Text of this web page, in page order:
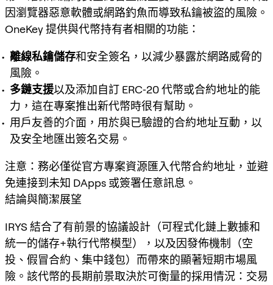
因瀏覽器惡意軟體或網路釣魚而導致私鑰被盜的風險。
OneKey 提供與代幣持有者相關的功能：
離線私鑰儲存和安全簽名，以減少暴露於網路威脅的
風險。
多鏈支援以及添加自訂 ERC‑20 代幣或合約地址的能
力，這在專案推出新代幣時很有幫助。
用戶友善的介面，用於與已驗證的合約地址互動，以
及安全地匯出簽名交易。
注意：務必僅從官方專案資源匯入代幣合約地址，並避
免連接到未知 DApps 或簽署任意訊息。
結論與簡潔展望
IRYS 結合了有前景的協議設計（可程式化鏈上數據和
統一的儲存+執行代幣模型），以及因發佈機制（空
投、假冒合約、集中錢包）而帶來的顯著短期市場風
險。該代幣的長期前景取決於可衡量的採用情況：交易